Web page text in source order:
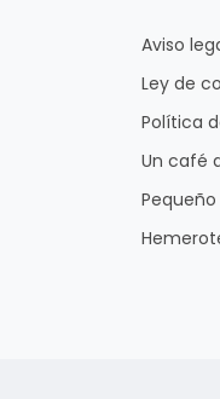
Aviso
Ley de
Política
Un café